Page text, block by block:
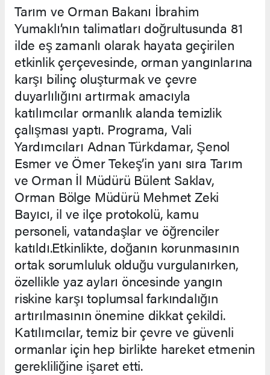
Tarım ve Orman Bakanı İbrahim
Yumaklı’nın talimatları doğrultusunda 81
ilde eş zamanlı olarak hayata geçirilen
etkinlik çerçevesinde, orman yangınlarına
karşı bilinç oluşturmak ve çevre
duyarlılığını artırmak amacıyla
katılımcılar ormanlık alanda temizlik
çalışması yaptı. Programa, Vali
Yardımcıları Adnan Türkdamar, Şenol
Esmer ve Ömer Tekeş’in yanı sıra Tarım
ve Orman İl Müdürü Bülent Saklav,
Orman Bölge Müdürü Mehmet Zeki
Bayıcı, il ve ilçe protokolü, kamu
personeli, vatandaşlar ve öğrenciler
katıldı.Etkinlikte, doğanın korunmasının
ortak sorumluluk olduğu vurgulanırken,
özellikle yaz ayları öncesinde yangın
riskine karşı toplumsal farkındalığın
artırılmasının önemine dikkat çekildi.
Katılımcılar, temiz bir çevre ve güvenli
ormanlar için hep birlikte hareket etmenin
gerekliliğine işaret etti.